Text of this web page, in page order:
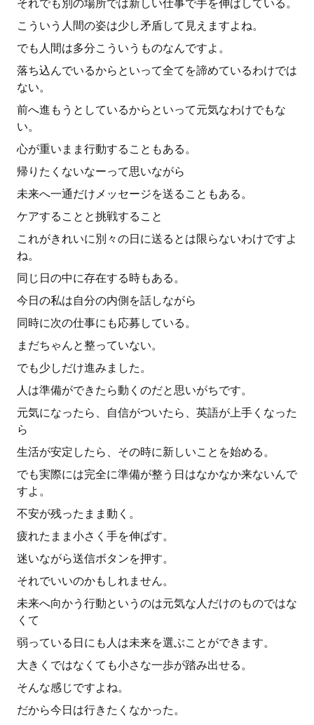
それでも別の場所では新しい仕事で手を伸ばしている。
こういう人間の姿は少し矛盾して見えますよね。
でも人間は多分こういうものなんですよ。
落ち込んでいるからといって全てを諦めているわけでは
ない。
前へ進もうとしているからといって元気なわけでもな
い。
心が重いまま行動することもある。
帰りたくないなーって思いながら
未来へ一通だけメッセージを送ることもある。
ケアすることと挑戦すること
これがきれいに別々の日に送るとは限らないわけですよ
ね。
同じ日の中に存在する時もある。
今日の私は自分の内側を話しながら
同時に次の仕事にも応募している。
まだちゃんと整っていない。
でも少しだけ進みました。
人は準備ができたら動くのだと思いがちです。
元気になったら、自信がついたら、英語が上手くなった
ら
生活が安定したら、その時に新しいことを始める。
でも実際には完全に準備が整う日はなかなか来ないんで
すよ。
不安が残ったまま動く。
疲れたまま小さく手を伸ばす。
迷いながら送信ボタンを押す。
それでいいのかもしれません。
未来へ向かう行動というのは元気な人だけのものではな
くて
弱っている日にも人は未来を選ぶことができます。
大きくではなくても小さな一歩が踏み出せる。
そんな感じですよね。
だから今日は行きたくなかった。